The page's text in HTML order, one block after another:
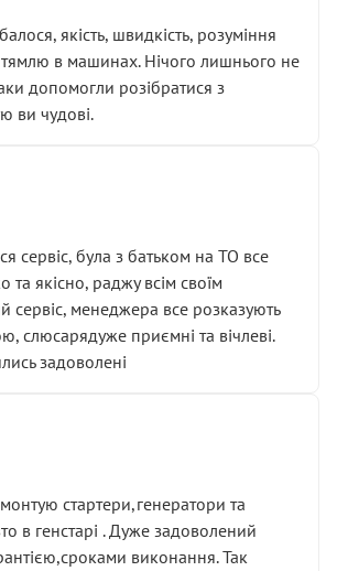
якість, швидкість, розуміння
в машинах. Нічого лишнього не
допомогли розібратися з
ви чудові.
сервіс, була з батьком на ТО все
якісно, раджу всім своїм
сервіс, менеджера все розказують
слюсарядуже приємні та вічлеві.
задоволені
стартери,генератори та
в генстарі . Дуже задоволений
виконання. Так